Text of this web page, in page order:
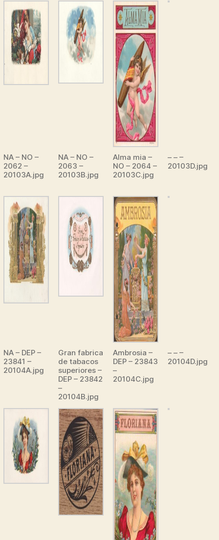
NA – NO –
2062 –
20103A.jpg
NA – NO –
2063 –
20103B.jpg
Alma mia –
NO – 2064 –
20103C.jpg
– – –
20103D.jpg
NA – DEP –
23841 –
20104A.jpg
Gran fabrica
de tabacos
superiores –
DEP – 23842
–
20104B.jpg
Ambrosia –
DEP – 23843
–
20104C.jpg
– – –
20104D.jpg